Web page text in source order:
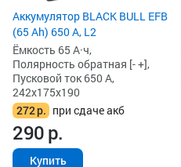
Аккумулятор BLACK BULL EFB
(65 Ah) 650 А, L2
Ёмкость 65 А·ч,
Полярность обратная [- +],
Пусковой ток 650 А,
242x175x190
272р. при сдаче акб
290р.
Купить